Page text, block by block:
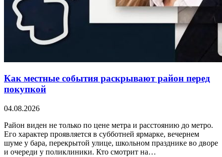
Как местные события раскрывают район перед
покупкой
04.08.2026
Район виден не только по цене метра и расстоянию до метро.
Его характер проявляется в субботней ярмарке, вечернем
шуме у бара, перекрытой улице, школьном празднике во дворе
и очереди у поликлиники. Кто смотрит на…